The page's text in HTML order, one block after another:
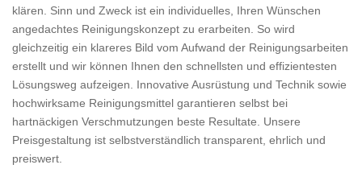
klären. Sinn und Zweck ist ein individuelles, Ihren Wünschen
angedachtes Reinigungskonzept zu erarbeiten. So wird
gleichzeitig ein klareres Bild vom Aufwand der Reinigungsarbeiten
erstellt und wir können Ihnen den schnellsten und effizientesten
Lösungsweg aufzeigen. Innovative Ausrüstung und Technik sowie
hochwirksame Reinigungsmittel garantieren selbst bei
hartnäckigen Verschmutzungen beste Resultate. Unsere
Preisgestaltung ist selbstverständlich transparent, ehrlich und
preiswert.